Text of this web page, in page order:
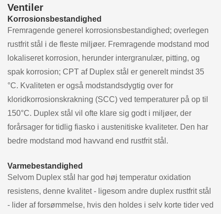
Ventiler
Korrosionsbestandighed
Fremragende generel korrosionsbestandighed; overlegen
rustfrit stål i de fleste miljøer. Fremragende modstand mod
lokaliseret korrosion, herunder intergranulær, pitting, og
spak korrosion; CPT af Duplex stål er generelt mindst 35
°C. Kvaliteten er også modstandsdygtig over for
kloridkorrosionskrakning (SCC) ved temperaturer på op til
150°C. Duplex stål vil ofte klare sig godt i miljøer, der
forårsager for tidlig fiasko i austenitiske kvaliteter. Den har
bedre modstand mod havvand end rustfrit stål.
Varmebestandighed
Selvom Duplex stål har god høj temperatur oxidation
resistens, denne kvalitet - ligesom andre duplex rustfrit stål
- lider af forsømmelse, hvis den holdes i selv korte tider ved